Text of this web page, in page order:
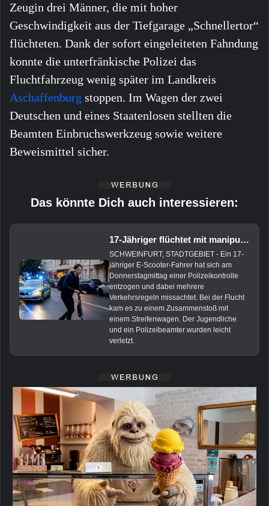
Zeugin drei Männer, die mit hoher
Geschwindigkeit aus der Tiefgarage „Schnellertor“
flüchteten. Dank der sofort eingeleiteten Fahndung
konnte die unterfränkische Polizei das
Fluchtfahrzeug wenig später im Landkreis
Aschaffenburg stoppen. Im Wagen der zwei
Deutschen und eines Staatenlosen stellten die
Beamten Einbruchswerkzeug sowie weitere
Beweismittel sicher.
Das könnte Dich auch interessieren:
17-Jähriger flüchtet mit manipuliertem E-Scooter vor Polizei
SCHWEINFURT, STADTGEBIET - Ein 17-
jähriger E-Scooter-Fahrer hat sich am
Donnerstagmittag einer Polizeikontrolle
entzogen und dabei mehrere
Verkehrsregeln missachtet. Bei der Flucht
kam es zu einem Zusammenstoß mit
einem Streifenwagen. Der Jugendliche
und ein Polizeibeamter wurden leicht
verletzt.